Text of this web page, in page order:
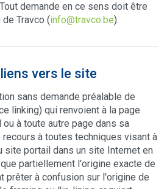
demande en ce sens doit être
Travco (info@travco.be).
vers le site
sans demande préalable de
linking) qui renvoient à la page
à toute autre page dans sa
à toutes techniques visant à
site portail dans un site Internet en
partiellement l'origine exacte de
prêter à confusion sur l'origine de